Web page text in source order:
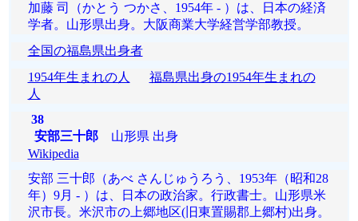
加藤 司（かとう つかさ、1954年 - ）は、日本の経済
学者。山形県出身。大阪商業大学経営学部教授。
全国の福島県出身者
1954年生まれの人
福島県出身の1954年生まれの
人
38
安部三十郎山形県 出身
Wikipedia
安部 三十郎（あべ さんじゅうろう、1953年（昭和28
年）9月 ‐ ）は、日本の政治家。行政書士。山形県米
沢市長。米沢市の上郷地区(旧東置賜郡上郷村)出身。